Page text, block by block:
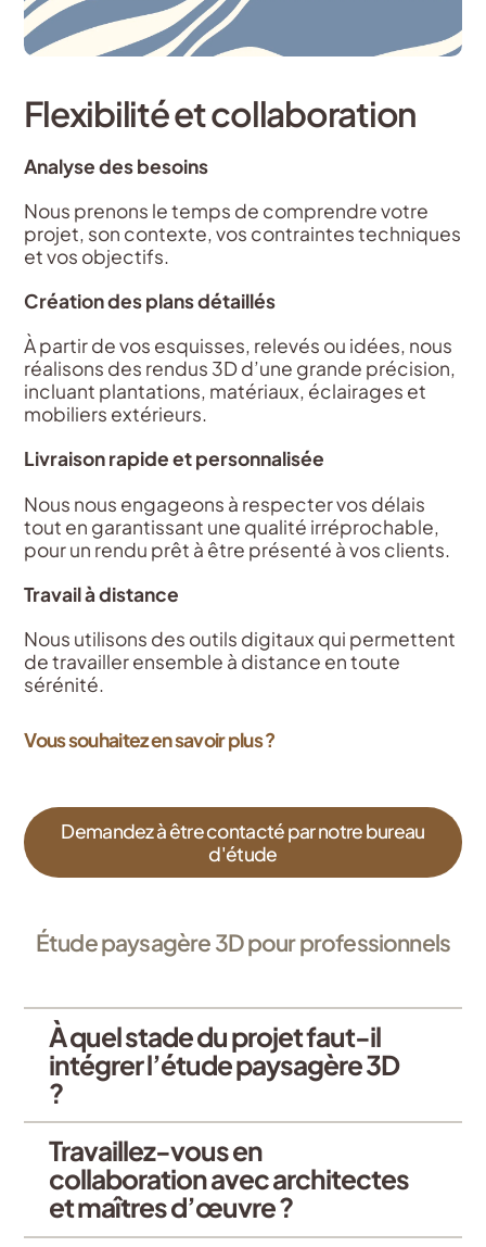
Flexibilité et collaboration
Analyse des besoins
Nous prenons le temps de comprendre votre
projet, son contexte, vos contraintes techniques
et vos objectifs.
Création des plans détaillés
À partir de vos esquisses, relevés ou idées, nous
réalisons des rendus 3D d’une grande précision,
incluant plantations, matériaux, éclairages et
mobiliers extérieurs.
Livraison rapide et personnalisée
Nous nous engageons à respecter vos délais
tout en garantissant une qualité irréprochable,
pour un rendu prêt à être présenté à vos clients.
Travail à distance
Nous utilisons des outils digitaux qui permettent
de travailler ensemble à distance en toute
sérénité.
Vous souhaitez en savoir plus ?
Demandez à être contacté par notre bureau
d'étude
Étude paysagère 3D pour professionnels
À quel stade du projet faut-il
intégrer l’étude paysagère 3D
?
Travaillez-vous en
collaboration avec architectes
et maîtres d’œuvre ?